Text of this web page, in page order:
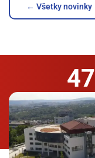
← Všetky novinky
47